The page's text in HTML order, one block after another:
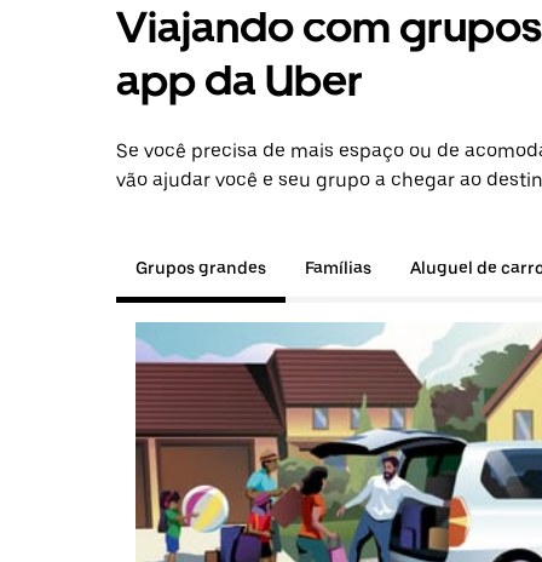
Viajando com
app da Uber
Se você precisa de mais espaço ou de
vão ajudar você e seu grupo a chegar ao
Grupos grandes Famílias Aluguel de